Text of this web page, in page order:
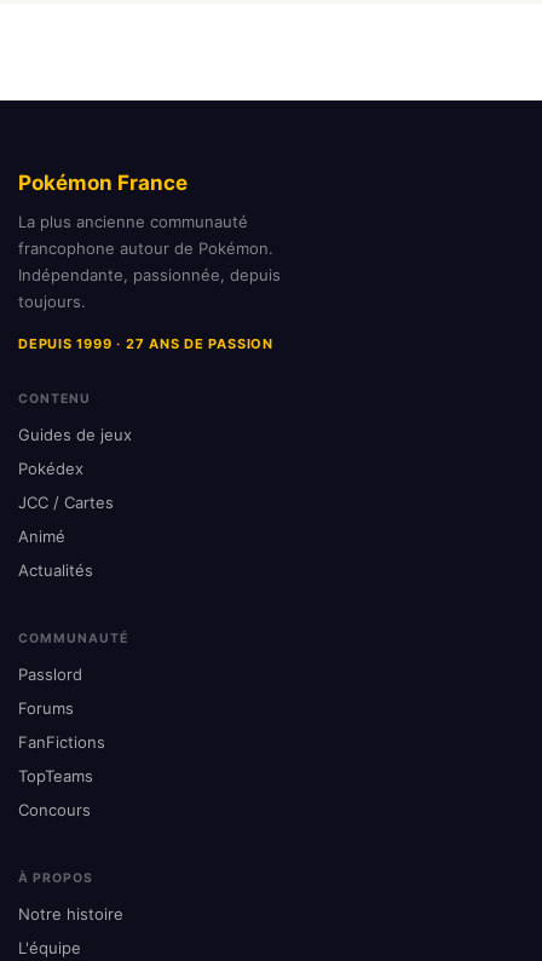
Pokémon France
La plus ancienne communauté
francophone autour de Pokémon.
Indépendante, passionnée, depuis
toujours.
DEPUIS 1999 · 27 ANS DE PASSION
CONTENU
Guides de jeux
Pokédex
JCC / Cartes
Animé
Actualités
COMMUNAUTÉ
Passlord
Forums
FanFictions
TopTeams
Concours
À PROPOS
Notre histoire
L'équipe